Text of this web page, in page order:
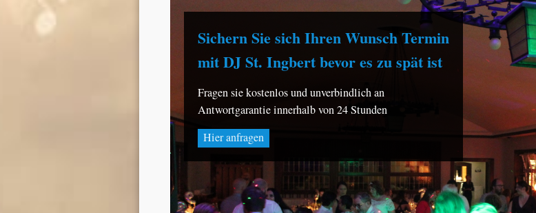
Sichern Sie sich Ihren Wunsch Termin
mit DJ St. Ingbert bevor es zu spät ist
Fragen sie kostenlos und unverbindlich an
Antwortgarantie innerhalb von 24 Stunden
Hier anfragen